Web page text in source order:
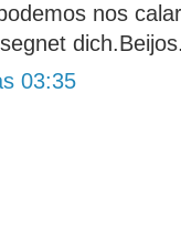
nos
03:35